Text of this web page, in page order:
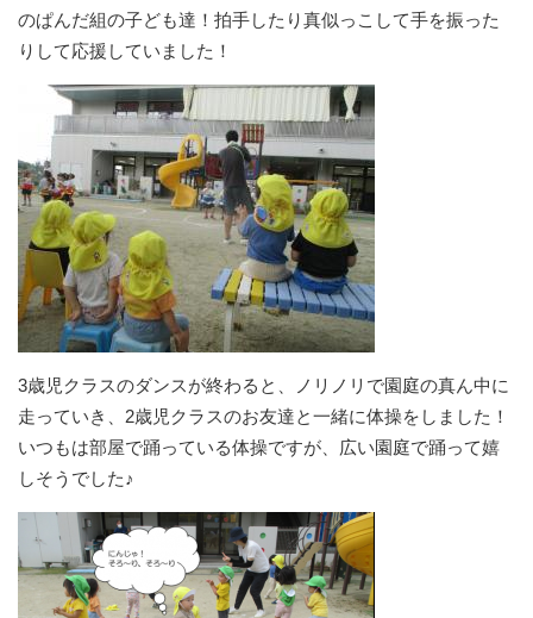
のぱんだ組の子ども達！拍手したり真似っこして手を振った
りして応援していました！
3歳児クラスのダンスが終わると、ノリノリで園庭の真ん中に
走っていき、2歳児クラスのお友達と一緒に体操をしました！
いつもは部屋で踊っている体操ですが、広い園庭で踊って嬉
しそうでした♪